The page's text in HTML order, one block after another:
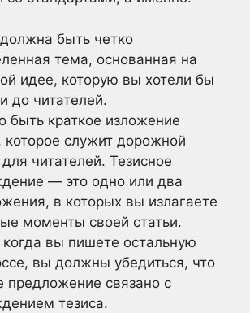
быть четко
тема, основанная на
идее, которую вы хотели бы
до читателей.
быть краткое изложение
которое служит дорожной
читателей. Тезисное
— это одно или два
в которых вы излагаете
моменты своей статьи.
вы пишете остальную
вы должны убедиться, что
предложение связано с
тезиса.